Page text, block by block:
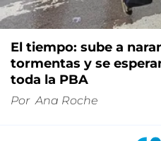
El tiempo: sube a
tormentas y se
toda la PBA
Por Ana Roche